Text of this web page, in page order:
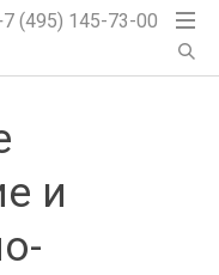
(495) 145-73-00
и